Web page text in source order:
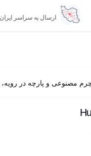
ارسال به سراسر ایران